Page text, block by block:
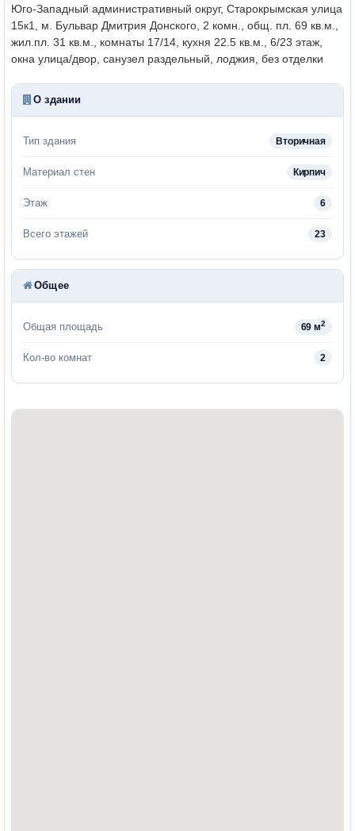
Юго-Западный административный округ, Старокрымская улица
15к1, м. Бульвар Дмитрия Донского, 2 комн., общ. пл. 69 кв.м.,
жил.пл. 31 кв.м., комнаты 17/14, кухня 22.5 кв.м., 6/23 этаж,
окна улица/двор, санузел раздельный, лоджия, без отделки
О здании
Тип здания Вторичная
Материал стен Кирпич
Этаж 6
Всего этажей 23
Общее
Общая площадь 69 м2
Кол-во комнат 2